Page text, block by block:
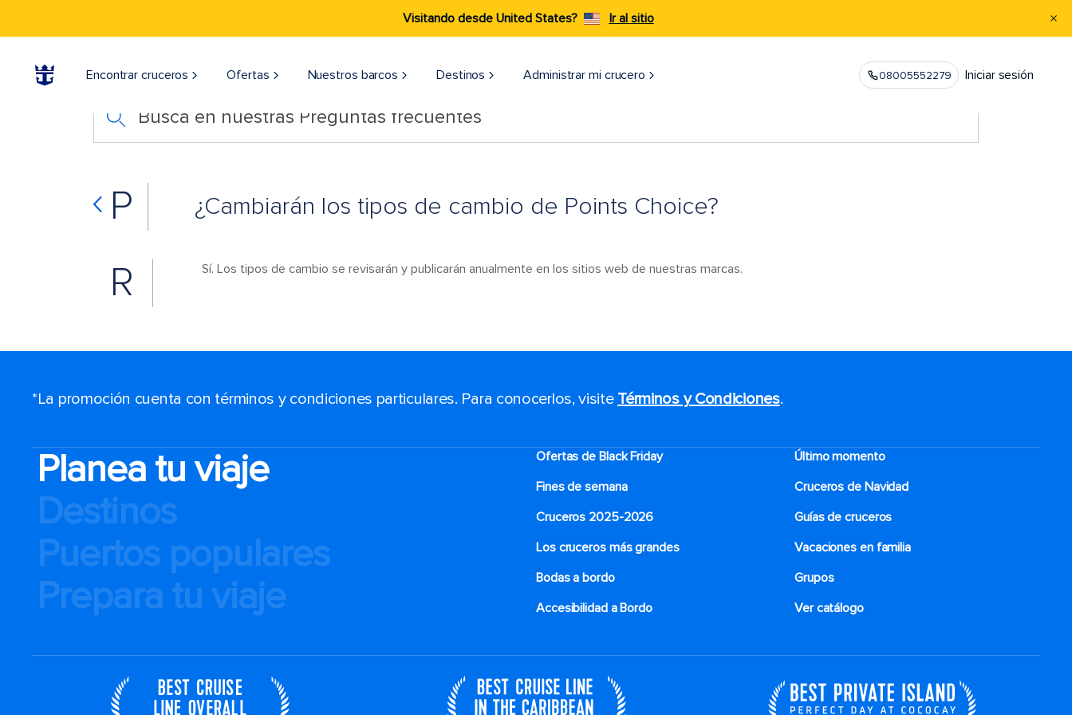
Visitando desde United States? Ir al sitio
Encontrar cruceros Ofertas Nuestros barcos Destinos Administrar mi crucero 08005552279 Iniciar sesión
Busca en nuestras Preguntas frecuentes
P ¿Cambiarán los tipos de cambio de Points Choice?
R Sí. Los tipos de cambio se revisarán y publicarán anualmente en los sitios web de nuestras marcas.
*La promoción cuenta con términos y condiciones particulares. Para conocerlos, visite Términos y Condiciones.
Planea tu viaje
Destinos
Puertos populares
Prepara tu viaje
Ofertas de Black Friday
Último momento
Fines de semana
Cruceros de Navidad
Cruceros 2025-2026
Guías de cruceros
Los cruceros más grandes
Vacaciones en familia
Bodas a bordo
Grupos
Accesibilidad a Bordo
Ver catálogo